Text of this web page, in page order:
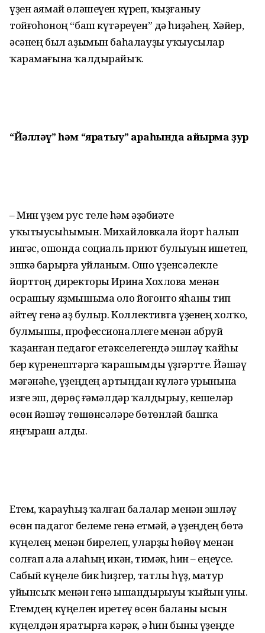
үҙен аямай өләшеүен күреп, ҡыҙғаныу
тойғоһоноң “баш күтәреүен” дә һиҙәһең. Хәйер,
әсәнең был аҙымын баһалауҙы уҡыусылар
ҡарамағына ҡалдырайыҡ.
“Йәлләү” һәм “яратыу” араһында айырма ҙур
– Мин үҙем рус теле һәм әҙәбиәте
уҡытыусыһымын. Михайловкала йорт һалып
ингәс, ошонда социаль приют булыуын ишетеп,
эшкә барырға уйланым. Ошо үҙенсәлекле
йорттоң директоры Ирина Хохлова менән
осрашыу яҙмышыма оло йоғонто яһаны тип
әйтеү генә аҙ булыр. Коллективта үҙенең холҡо,
булмышы, профессионаллеге менән абруй
ҡаҙанған педагог етәкселегендә эшләү ҡайһы
бер күренештәргә ҡарашымды үҙгәртте. Йәшәү
мәғәнәһе, үҙеңдең артыңдан күләгә урынына
изге эш, дөрөҫ ғәмәлдәр ҡалдырыу, кешеләр
өсөн йәшәү төшөнсәләре бөтөнләй башҡа
яңғыраш алды.
Етем, ҡарауһыҙ ҡалған балалар менән эшләү
өсөн падагог белеме генә етмәй, ә үҙеңдең бөтә
күңелең менән бирелеп, уларҙы һөйөү менән
солғап ала алаһың икән, тимәк, һин – еңеүсе.
Сабый күңеле бик һиҙгер, татлы һүҙ, матур
уйынсыҡ менән генә ышандырыуы ҡыйын уны.
Етемдең күңелен иретеү өсөн баланы ысын
күңелдән яратырға кәрәк, ә һин быны үҙеңде